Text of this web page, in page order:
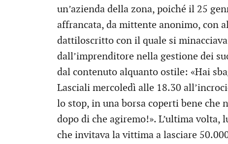
un’azienda della zona, poiché il 25
affrancata, da mittente anonimo, con
dattiloscritto con il quale si
dall’imprenditore nella gestione dei
dal contenuto alquanto ostile: «Hai
Lasciali mercoledì alle 18.30
lo stop, in una borsa coperti bene che
dopo di che agiremo!». L’ultima
che invitava la vittima a lasciare